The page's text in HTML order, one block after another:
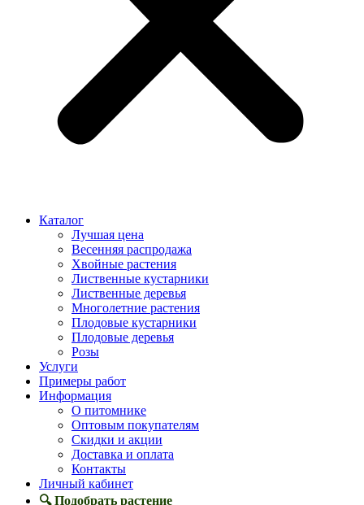
Каталог
Лучшая цена
Весенняя распродажа
Хвойные растения
Лиственные кустарники
Лиственные деревья
Многолетние растения
Плодовые кустарники
Плодовые деревья
Розы
Услуги
Примеры работ
Информация
О питомнике
Оптовым покупателям
Скидки и акции
Доставка и оплата
Контакты
Личный кабинет
🔍 Подобрать растение